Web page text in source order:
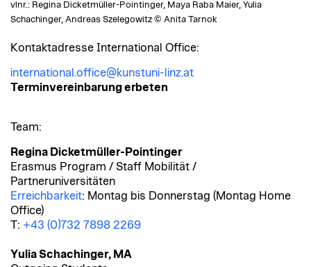
vlnr.: Regina Dicketmüller-Pointinger, Maya Raba Maier, Yulia
Schachinger, Andreas Szelegowitz © Anita Tarnok
Kontaktadresse International Office:
international.office@kunstuni-linz.at
Terminvereinbarung erbeten
Team:
Regina Dicketmüller-Pointinger
Erasmus Program / Staff Mobilität /
Partneruniversitäten
Erreichbarkeit: Montag bis Donnerstag (Montag Home
Office)
T: +43 (0)732 7898 2269
Yulia Schachinger, MA